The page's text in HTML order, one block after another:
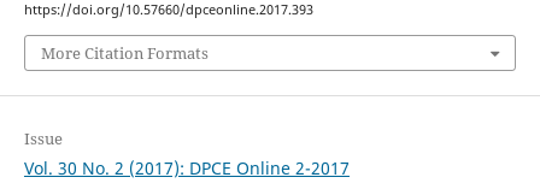
https://doi.org/10.57660/dpceonline.2017.393
More Citation Formats
Issue
Vol. 30 No. 2 (2017): DPCE Online 2-2017